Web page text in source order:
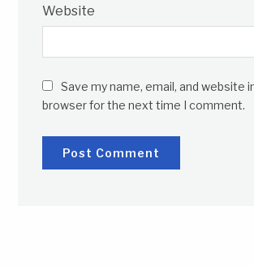
Website
Save my name, email, and website
browser for the next time I comment.